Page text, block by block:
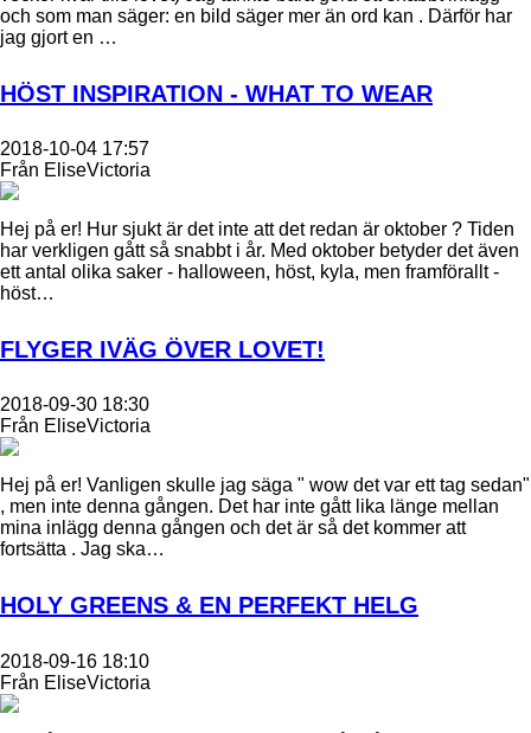
och som man säger: en bild säger mer än ord kan . Därför har
jag gjort en …
HÖST INSPIRATION - WHAT TO WEAR
2018-10-04 17:57
Från EliseVictoria
Hej på er! Hur sjukt är det inte att det redan är oktober ? Tiden
har verkligen gått så snabbt i år. Med oktober betyder det även
ett antal olika saker - halloween, höst, kyla, men framförallt -
höst…
FLYGER IVÄG ÖVER LOVET!
2018-09-30 18:30
Från EliseVictoria
Hej på er! Vanligen skulle jag säga " wow det var ett tag sedan"
, men inte denna gången. Det har inte gått lika länge mellan
mina inlägg denna gången och det är så det kommer att
fortsätta . Jag ska…
HOLY GREENS & EN PERFEKT HELG
2018-09-16 18:10
Från EliseVictoria